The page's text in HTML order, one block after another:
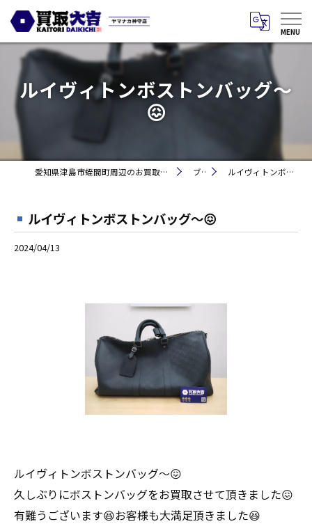
ルイヴィトンボストンバッグ〜
😖
愛知県津島市蛭間町周辺のお買取りなら買取大吉 ヤマナカ神守店 ブログ ルイヴィトンボストンバッグ〜😖
ルイヴィトンボストンバッグ〜😖
2024/04/13
ルイヴィトンボストンバッグ〜😖
久しぶりにボストンバッグをお買取させて頂きました😖
有難うございます😆お客様も大満足頂きました😆